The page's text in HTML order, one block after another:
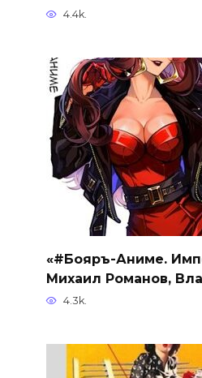
4.4k.
«#Бояръ-Аниме.
Михаил Романов,
4.3k.